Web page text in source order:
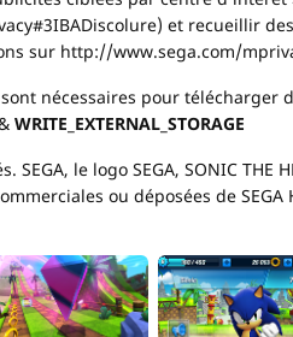
et recueillir
sur http://www.sega.com/
nécessaires pour télécharger
WRITE_EXTERNAL_STORAGE
le logo SEGA, SONIC THE
ou déposées de